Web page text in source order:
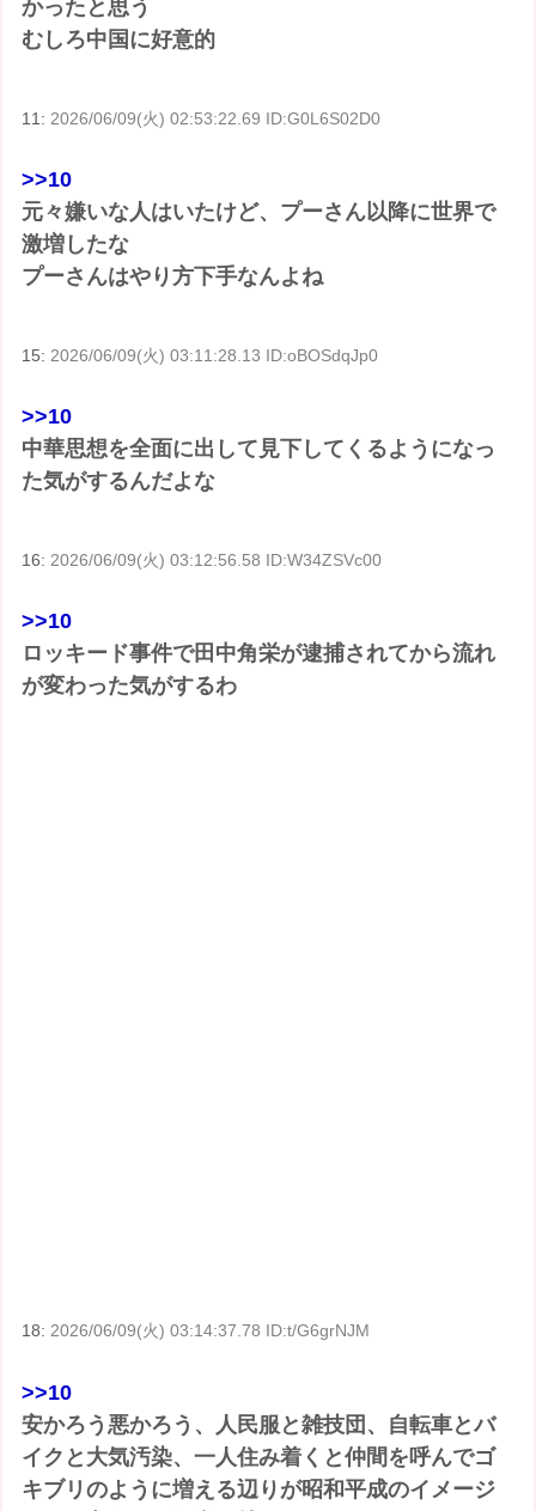
かったと思う
むしろ中国に好意的
11: 2026/06/09(火) 02:53:22.69 ID:G0L6S02D0
>>10
元々嫌いな人はいたけど、プーさん以降に世界で
激増したな
プーさんはやり方下手なんよね
15: 2026/06/09(火) 03:11:28.13 ID:oBOSdqJp0
>>10
中華思想を全面に出して見下してくるようになっ
た気がするんだよな
16: 2026/06/09(火) 03:12:56.58 ID:W34ZSVc00
>>10
ロッキード事件で田中角栄が逮捕されてから流れ
が変わった気がするわ
18:2026/06/09(火) 03:14:37.78 ID:t/G6grNJM
>>10
安かろう悪かろう、人民服と雑技団、自転車とバ
イクと大気汚染、一人住み着くと仲間を呼んでゴ
キブリのように増える辺りが昭和平成のイメージ